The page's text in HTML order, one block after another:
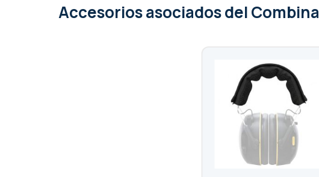
Accesorios asociadosdel